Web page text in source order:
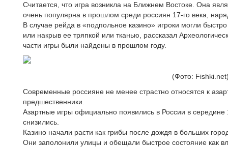
Считается, что игра возникла на Ближнем Востоке. Она
очень популярна в прошлом среди россиян 17-го века,
В случае рейда в «подпольное казино» игроки могли
или накрыв ее тряпкой или тканью, рассказал
части игры были найдены в прошлом году.
(Фото:
Современные россияне не менее страстно относятся к
предшественники.
Азартные игры официально появились в России в середине
снизились.
Казино начали расти как грибы после дождя в больших
Они заполонили улицы и обещали быстрое состояние как